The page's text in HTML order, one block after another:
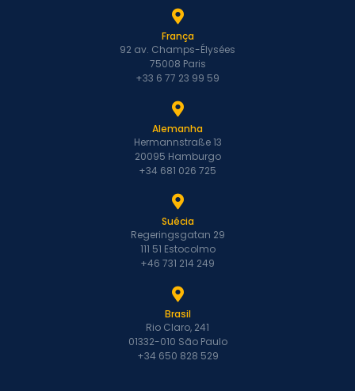
França
92 av. Champs-Élysées
75008 Paris
+33 6 77 23 99 59
Alemanha
Hermannstraße 13
20095 Hamburgo
+34 681 026 725
Suécia
Regeringsgatan 29
111 51 Estocolmo
+46 731 214 249
Brasil
Rio Claro, 241
01332-010 São Paulo
+34 650 828 529